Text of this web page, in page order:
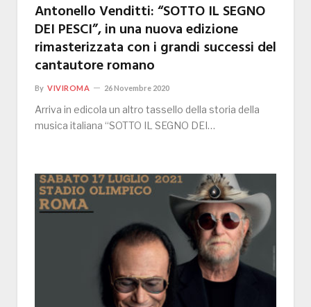
Antonello Venditti: “SOTTO IL SEGNO
DEI PESCI”, in una nuova edizione
rimasterizzata con i grandi successi del
cantautore romano
By VIVIROMA 26 Novembre 2020
Arriva in edicola un altro tassello della storia della
musica italiana “SOTTO IL SEGNO DEI…